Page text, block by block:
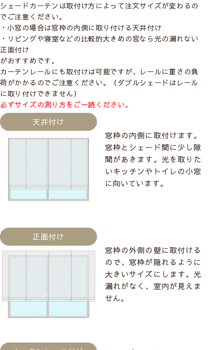
シェードカーテンは取付け方によって注文サイズが変わるの
でご注意ください。
・小窓の場合は窓枠の内側に取り付ける天井付け
・リビングや寝室などの比較的大きめの窓なら光の漏れない
正面付け
がおすすめです。
カーテンレールにも取付けは可能ですが、レールに重さの負
荷がかかるのでご注意ください。（ダブルシェードはレール
に取り付けできません）
必ずサイズの測り方をご一読ください。
天井付け
窓枠の内側に取付けます。
窓枠とシェード間に少し隙
間があきます。光を取りた
いキッチンやトイレの小窓
に向いています。
正面付け
窓枠の外側の壁に取付ける
ので、窓枠が隠れるように
大きいサイズにします。光
漏れがなく、室内が見えま
せん。